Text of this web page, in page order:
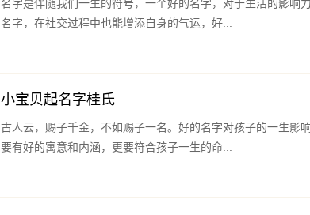
名字是伴随我们一生的符号，一个好的名字，对于生活的影响
名字，在社交过程中也能增添自身的气运，好...
小宝贝起名字桂氏
古人云，赐子千金，不如赐子一名。好的名字对孩子的一生影
要有好的寓意和内涵，更要符合孩子一生的命...